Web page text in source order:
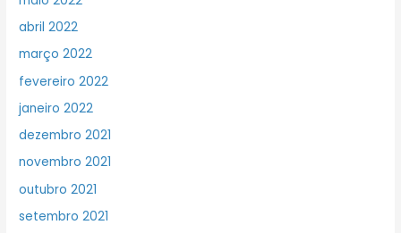
abril 2022
março 2022
fevereiro 2022
janeiro 2022
dezembro 2021
novembro 2021
outubro 2021
setembro 2021